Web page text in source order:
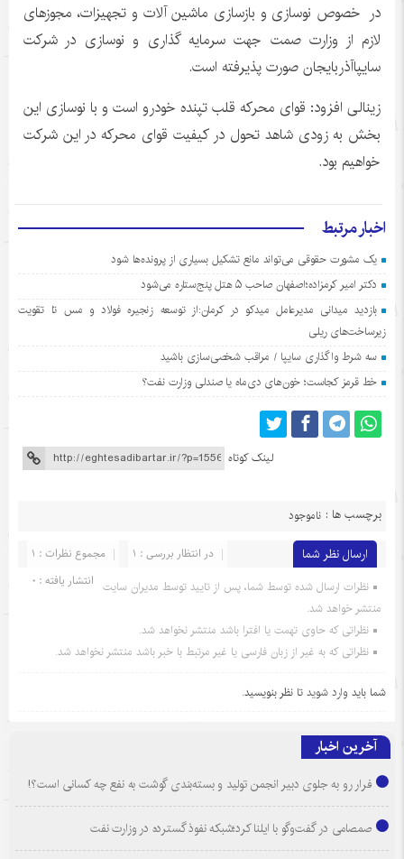
در خصوص نوسازی و بازسازی ماشین آلات و تجهیزات، مجوزهای
لازم از وزارت صمت جهت سرمایه گذاری و نوسازی در شرکت
سایپاآذربایجان صورت پذیرفته است.
زینالی افزود: قوای محرکه قلب تپنده خودرو است و با نوسازی این
بخش به زودی شاهد تحول در کیفیت قوای محرکه در این شرکت
خواهیم بود.
اخبار مرتبط
یک مشورت حقوقی می‌تواند مانع تشکیل بسیاری از پرونده‌ها شود
دکتر امیر کرمزاده؛اصفهان صاحب ۵ هتل پنج‌ستاره می‌شود
بازدید میدانی مدیرعامل میدکو در کرمان:از توسعه زنجیره فولاد و مس تا تقویت
زیرساخت‌های ریلی
سه شرط واگذاری سایپا / مراقب شخصی‌سازی باشید
خط قرمز کجاست؛ خون‌های دی‌ماه یا صندلی وزارت نفت؟
لینک کوتاه
برچسب ها : ناموجود
ارسال نظر شما مجموع نظرات : 1
در انتظار بررسی : 1
انتشار یافته : 0 نظرات ارسال شده توسط شما، پس از تایید توسط مدیران سایت
منتشر خواهد شد.
نظراتی که حاوی تهمت یا افترا باشد منتشر نخواهد شد.
نظراتی که به غیر از زبان فارسی یا غیر مرتبط با خبر باشد منتشر نخواهد شد.
شما باید وارد شوید تا نظر بنویسید.
آخرین اخبار
فرار رو به جلوی دبیر انجمن تولید و بسته‌بندی گوشت به نفع چه کسانی است؟!
صمصامی در گفت‌وگو با ایلنا کرد؛شبکه نفوذ گسترده در وزارت نفت